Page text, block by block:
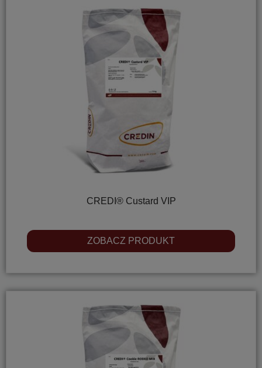
CREDI® Custard VIP
ZOBACZ PRODUKT